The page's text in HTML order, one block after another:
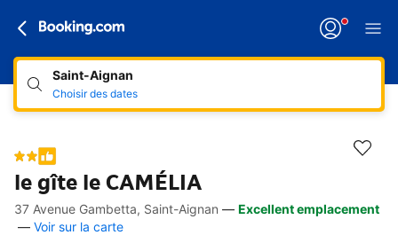
Saint-Aignan
Choisir des dates
le gîte le CAMÉLIA
Accès rapides
Aller à la description
Aller aux équipements
Aller aux hébergements
Aller aux conditions
37 Avenue Gambetta, Saint-Aignan — Excellent emplacement
— Voir sur la carte